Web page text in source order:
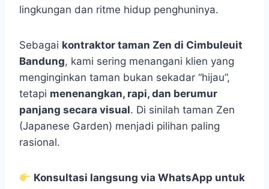
lingkungan dan ritme hidup penghuninya.
Sebagai kontraktor taman Zen di Cimbuleuit
Bandung, kami sering menangani klien yang
menginginkan taman bukan sekadar “hijau”,
tetapi menenangkan, rapi, dan berumur
panjang secara visual. Di sinilah taman Zen
(Japanese Garden) menjadi pilihan paling
rasional.
Konsultasi langsung via WhatsApp untuk